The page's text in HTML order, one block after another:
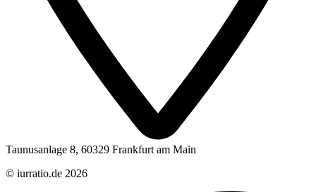
Taunusanlage 8, 60329 Frankfurt am Main
© iurratio.de 2026